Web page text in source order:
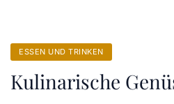
ESSEN UND TRINKEN
Kulinarische